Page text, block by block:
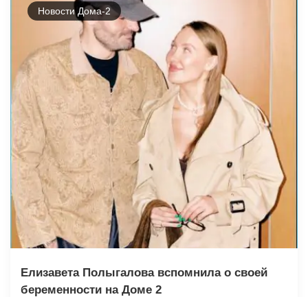
Новости Дома-2
Елизавета Полыгалова вспомнила о своей
беременности на Доме 2